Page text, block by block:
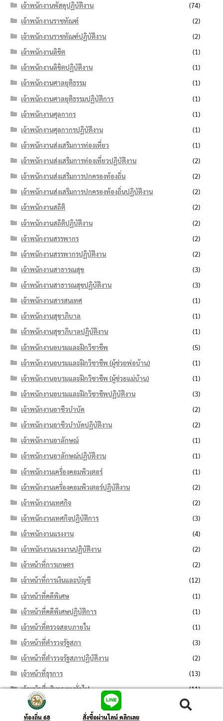
เจ้าพนักงานพัสดุปฏิบัติงาน
(74)
เจ้าพนักงานราชทัณฑ์
(2)
เจ้าพนักงานราชทัณฑ์ปฏิบัติงาน
(2)
เจ้าพนักงานลิขิต
(1)
เจ้าพนักงานลิขิตปฏิบัติงาน
(1)
เจ้าพนักงานศาลยุติธรรม
(1)
เจ้าพนักงานศาลยุติธรรมปฏิบัติการ
(1)
เจ้าพนักงานศุลกากร
(1)
เจ้าพนักงานศุลกากรปฏิบัติงาน
(1)
เจ้าพนักงานส่งเสริมการท่องเที่ยว
(1)
เจ้าพนักงานส่งเสริมการท่องเที่ยวปฏิบัติงาน
(2)
เจ้าพนักงานส่งเสริมการปกครองท้องถิ่น
(2)
เจ้าพนักงานส่งเสริมการปกครองท้องถิ่นปฏิบัติงาน
(2)
เจ้าพนักงานสถิติ
(2)
เจ้าพนักงานสถิติปฏิบัติงาน
(2)
เจ้าพนักงานสรรพากร
(2)
เจ้าพนักงานสรรพากรปฏิบัติงาน
(2)
เจ้าพนักงานสาธารณสุข
(3)
เจ้าพนักงานสาธารณสุขปฏิบัติงาน
(3)
เจ้าพนักงานสารสนเทศ
(1)
เจ้าพนักงานสุขาภิบาล
(1)
เจ้าพนักงานสุขาภิบาลปฏิบัติงาน
(1)
เจ้าพนักงานอบรมและฝึกวิชาชีพ
(5)
เจ้าพนักงานอบรมและฝึกวิชาชีพ (ผู้ช่วยพ่อบ้าน)
(1)
เจ้าพนักงานอบรมและฝึกวิชาชีพ (ผู้ช่วยแม่บ้าน)
(1)
เจ้าพนักงานอบรมและฝึกวิชาชีพปฏิบัติงาน
(3)
เจ้าพนักงานอาชีวบำบัด
(2)
เจ้าพนักงานอาชีวบำบัดปฏิบัติงาน
(2)
เจ้าพนักงานอาลักษณ์
(1)
เจ้าพนักงานอาลักษณ์ปฏิบัติงาน
(1)
เจ้าพนักงานเครื่องคอมพิวเตอร์
(1)
เจ้าพนักงานเครื่องคอมพิวเตอร์ปฏิบัติงาน
(2)
เจ้าพนักงานเทศกิจ
(2)
เจ้าพนักงานเทศกิจปฏิบัติการ
(3)
เจ้าพนักงานแรงงาน
(4)
เจ้าพนักงานแรงงานปฏิบัติงาน
(2)
เจ้าหน้าที่การเกษตร
(2)
เจ้าหน้าที่การเงินและบัญชี
(12)
เจ้าหน้าที่คดีพิเศษ
(1)
เจ้าหน้าที่คดีพิเศษปฏิบัติการ
(1)
เจ้าหน้าที่ตรวจสอบภายใน
(1)
เจ้าหน้าที่ตำรวจรัฐสภา
(3)
เจ้าหน้าที่ตำรวจรัฐสภาปฏิบัติงาน
(2)
เจ้าหน้าที่ธุรการ
(13)
เจ้าหน้าที่บริหารงานทั่วไป
(11)
เจ้าหน้าที่บันทึกข้อมูล
ท้องถิ่น 68 สั่งซื้อผ่านไลน์ คลิกเลย